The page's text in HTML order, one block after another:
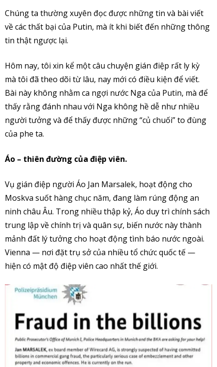
Chúng ta thường xuyên đọc được những tin và bài viết
về các thất bại của Putin, mà ít khi biết đến những thông
tin thật ngược lại.
Hôm nay, tôi xin kể một câu chuyện gián điệp rất ly kỳ
mà tôi đã theo dõi từ lâu, nay mới có điều kiện để viết.
Bài này không nhằm ca ngợi nước Nga của Putin, mà để
thấy rằng đánh nhau với Nga không hề dễ như nhiều
người tưởng và để thấy được những “củ chuối” to đùng
của phe ta.
Áo – thiên đường của điệp viên.
Vụ gián điệp người Áo Jan Marsalek, hoạt động cho
Moskva suốt hàng chục năm, đang làm rúng động an
ninh châu Âu. Trong nhiều thập kỷ, Áo duy trì chính sách
trung lập về chính trị và quân sự, biến nước này thành
mảnh đất lý tưởng cho hoạt động tình báo nước ngoài.
Vienna — nơi đặt trụ sở của nhiều tổ chức quốc tế —
hiện có mật độ điệp viên cao nhất thế giới.